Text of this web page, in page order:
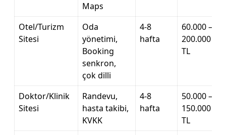
Maps
Otel/Turizm
Sitesi
Oda
yönetimi,
Booking
senkron,
çok dilli
4-8
hafta
60.000 –
200.000
TL
Doktor/Klinik
Sitesi
Randevu,
hasta takibi,
KVKK
4-8
hafta
50.000 –
150.000
TL